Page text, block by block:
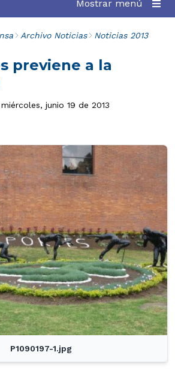
Mostrar menú
Archivo Noticias Noticias 2013
previene a la
junio 19 de 2013
P1090197-1.jpg